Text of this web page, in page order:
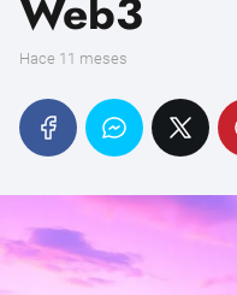
Web3
hace 11 meses